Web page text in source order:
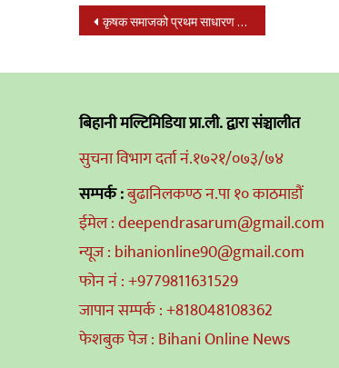
Post
कृषक समाजको प्रथम साधारण सभा सम्पन्न
बिहानी मल्टिमिडिया प्रा.ली. द्वारा संञ्चालीत
सुचना विभाग दर्ता नं.१७२१/०७३/७४
सम्पर्क :बुढानिलकण्ठ न.पा १० काठमाडौं
ईमेल : deependrasarum@gmail.com
न्यूज : bihanionline90@gmail.com
फोन नं : +9779811631529
जापान सम्पर्क : +818048108362
फेशबुक पेज : Bihani Online News